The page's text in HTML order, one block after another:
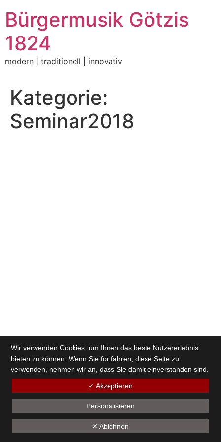
Inhalt
springen
Bürgermusik Götzis
1824
modern | traditionell | innovativ
Kategorie:
Seminar2018
Wir verwenden Cookies, um Ihnen das beste Nutzererlebnis
bieten zu können. Wenn Sie fortfahren, diese Seite zu
verwenden, nehmen wir an, dass Sie damit einverstanden sind.
✓ Akzeptieren
Personalisieren
✕ Ablehnen